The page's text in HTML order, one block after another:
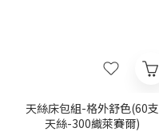
天絲床包組-格外舒色(60支
天絲-300織萊賽爾)